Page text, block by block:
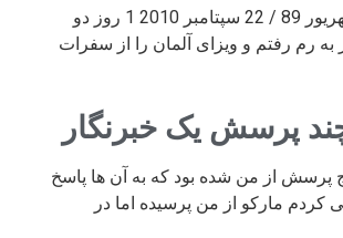
چهارشنبه 31 شهریور 89 / 22 سپتامبر 2010 1 روز دو
به رم رفتم و ویزای آلمان را از سفرات
پرسش یک خبرنگار
پرسش از من شده بود که به آن ها پاسخ
کردم مارکو از من پرسیده اما در